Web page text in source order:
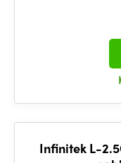
Infinitek L-